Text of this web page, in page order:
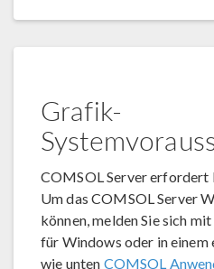
Grafik-
COMSOL Server
Um das COMSOL Server
können, melden Sie sich
für Windows oder in einem
wie unten COMSOL